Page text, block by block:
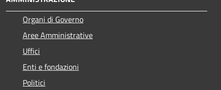
Organi di Governo
Aree Amministrative
Uffici
Enti e fondazioni
Politici